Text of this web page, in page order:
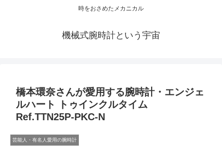
時をおさめたメカニカル
機械式腕時計という宇宙
橋本環奈さんが愛用する腕時計・エンジェ
ルハート トゥインクルタイム
Ref.TTN25P-PKC-N
芸能人・有名人愛用の腕時計